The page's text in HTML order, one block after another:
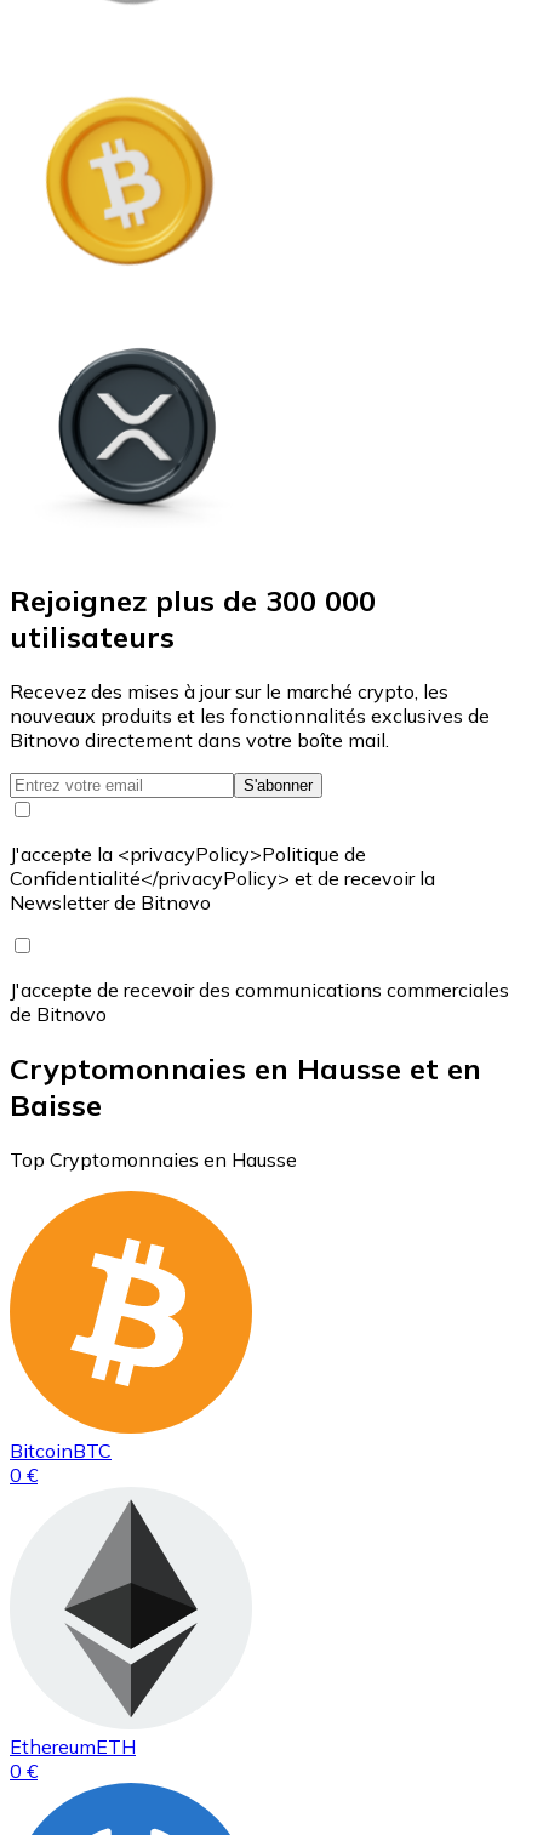
Rejoignez plus de 300 000
utilisateurs
Recevez des mises à jour sur le marché crypto, les
nouveaux produits et les fonctionnalités exclusives de
Bitnovo directement dans votre boîte mail.
S'abonner
J'accepte la <privacyPolicy>Politique de
Confidentialité</privacyPolicy> et de recevoir la
Newsletter de Bitnovo
J'accepte de recevoir des communications commerciales
de Bitnovo
Cryptomonnaies en Hausse et en
Baisse
Top Cryptomonnaies en Hausse
BitcoinBTC
0 €
EthereumETH
0 €